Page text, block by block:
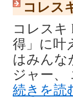
コレス
コレスキ
得」に叶
はみんな
ジャー、
続きを読